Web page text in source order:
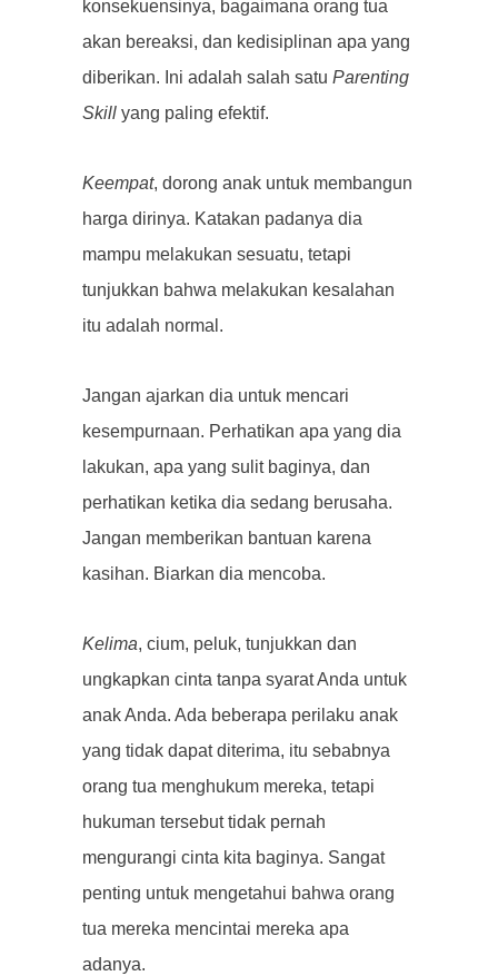
konsekuensinya, bagaimana orang tua
akan bereaksi, dan kedisiplinan apa yang
diberikan. Ini adalah salah satu Parenting
Skill yang paling efektif.
Keempat, dorong anak untuk membangun
harga dirinya. Katakan padanya dia
mampu melakukan sesuatu, tetapi
tunjukkan bahwa melakukan kesalahan
itu adalah normal.
Jangan ajarkan dia untuk mencari
kesempurnaan. Perhatikan apa yang dia
lakukan, apa yang sulit baginya, dan
perhatikan ketika dia sedang berusaha.
Jangan memberikan bantuan karena
kasihan. Biarkan dia mencoba.
Kelima, cium, peluk, tunjukkan dan
ungkapkan cinta tanpa syarat Anda untuk
anak Anda. Ada beberapa perilaku anak
yang tidak dapat diterima, itu sebabnya
orang tua menghukum mereka, tetapi
hukuman tersebut tidak pernah
mengurangi cinta kita baginya. Sangat
penting untuk mengetahui bahwa orang
tua mereka mencintai mereka apa
adanya.